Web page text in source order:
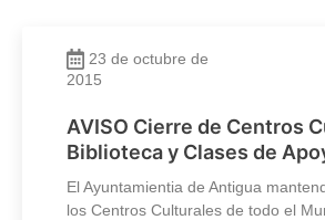
23 de octubre de
2015
AVISO Cierre de Centros
Biblioteca y Clases de
El Ayuntamientia de Antigua
los Centros Culturales de todo el